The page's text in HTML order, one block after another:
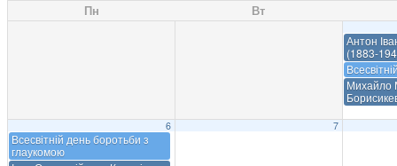
Пн Вт
Антон
(1883-
Михайло
6
Всесвітній день боротьби з
глаукомою
7